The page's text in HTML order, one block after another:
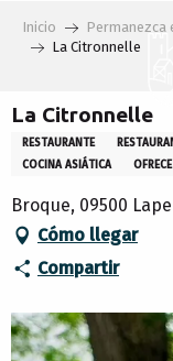
Inicio Permanezca
La Citronnelle
La Citronnelle
RESTAURANTE
COCINA ASIÁTICA
Broque, 09500
Cómo llegar
Compartir